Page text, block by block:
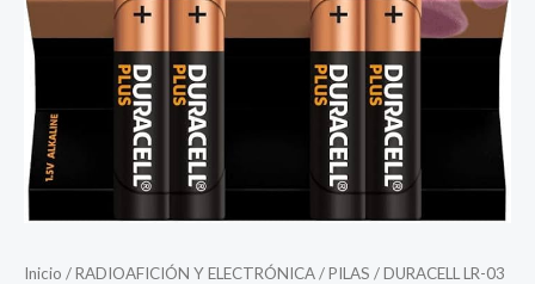
Inicio /RADIOAFICIÓN Y ELECTRÓNICA/PILAS / DURACELL LR-03